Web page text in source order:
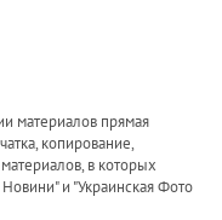
материалов прямая
копирование,
в которых
Новини" и "Украинская Фото